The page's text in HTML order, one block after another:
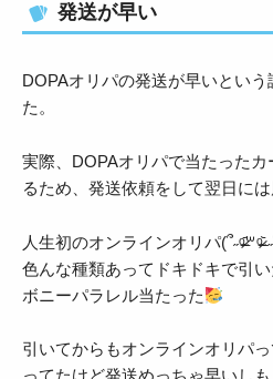
発送が早い
DOPAオリパの発送が早いとい
た。
実際、DOPAオリパで当たった
るため、発送依頼をして翌日に
人生初のオンラインオリパ(՞˶ᵒ̴̶̷᷄꒳ᵒ̴̶̷᷅
色んな種類あってドキドキで引い
ボニーパラレル当たった
引いてからもオンラインオリパ
ってたけど発送めっちゃ早いし